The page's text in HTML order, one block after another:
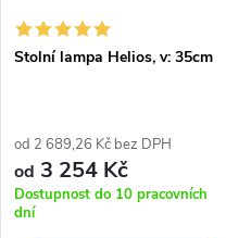
Stolní lampa Helios, v: 35cm
od 2 689,26 Kč bez DPH
od 3 254 Kč
Dostupnost do 10 pracovních
dní